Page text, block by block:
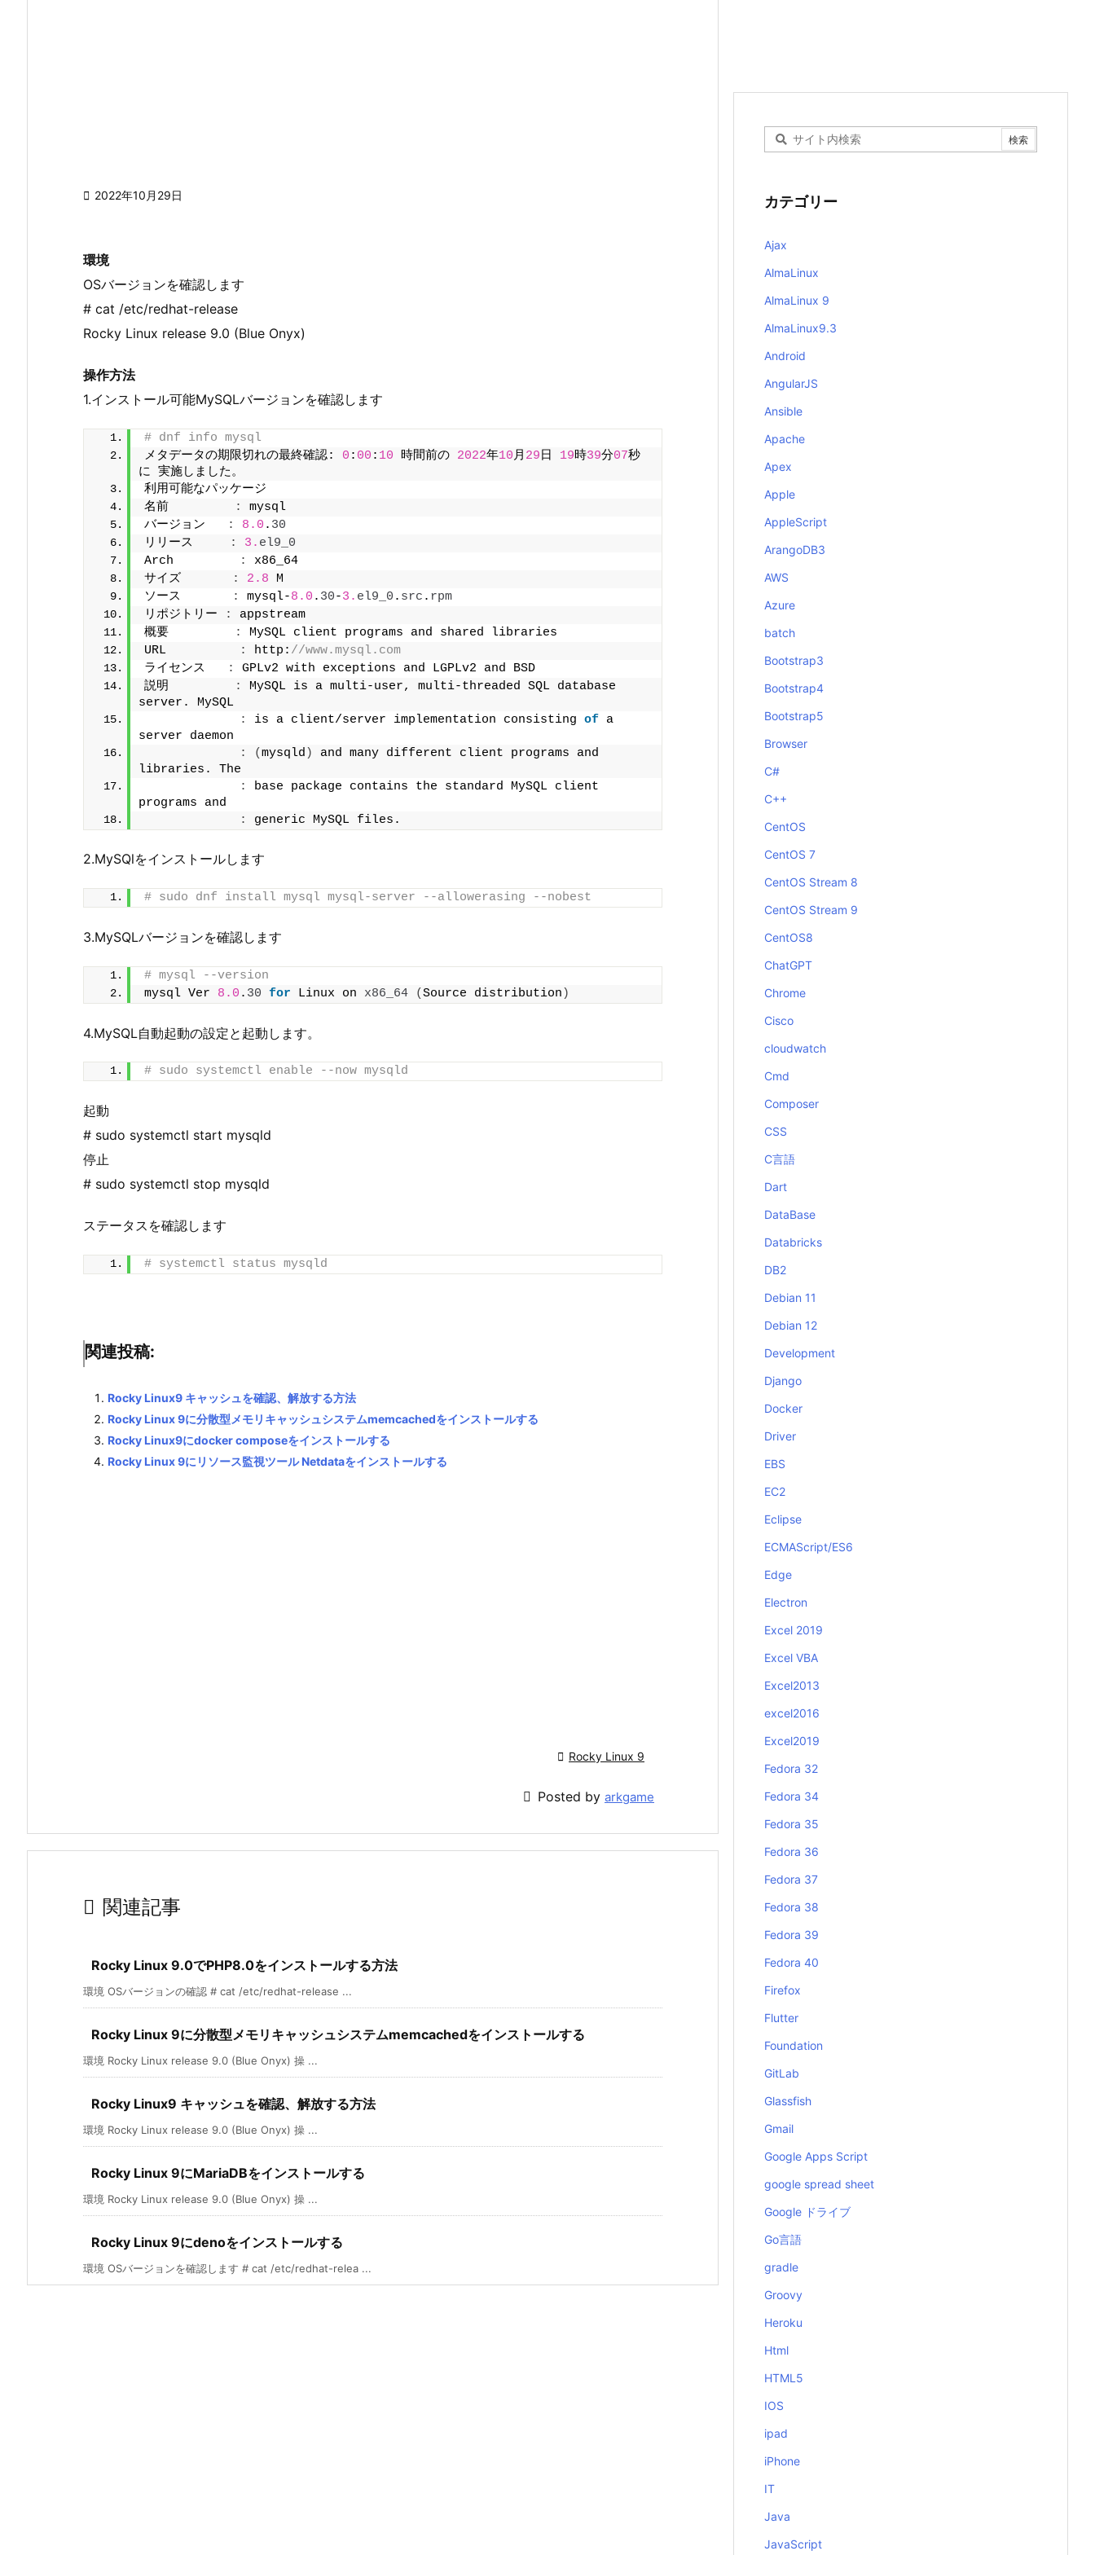
 2022年10月29日
環境
OSバージョンを確認します
# cat /etc/redhat-release
Rocky Linux release 9.0 (Blue Onyx)
操作方法
1.インストール可能MySQLバージョンを確認します
# dnf info mysql
メタデータの期限切れの最終確認: 0 : 00 : 10 時間前の 2022年10月 29 日 19時39分07秒
に 実施しました。
利用可能なパッケージ
名前
:
mysql
バージョン
: 8.0 . 30
リリース
: 3. el9_0
Arch
:
x86_64
サイズ
: 2.8 M
ソース
: mysql-8.0 . 30-3. el9_0 . src . rpm
リポジトリー
:
appstream
概要
:
MySQL client programs and shared libraries
URL
: http: //www.mysql.com
ライセンス
:
GPLv2 with exceptions and LGPLv2 and BSD
説明
:
MySQL is a multi-user, multi-threaded SQL database
server. MySQL
:
is a client/server implementation consisting of a
server daemon
:
(mysqld )
and many different client programs and
libraries. The
:
base package contains the standard MySQL client
programs and
:
generic MySQL files.
2.MySQlをインストールします
# sudo dnf install mysql mysql-server --allowerasing --nobest
3.MySQLバージョンを確認します
# mysql --version
mysql Ver 8.0 . 30 for Linux on x86_64 (Source distribution )
4.MySQL自動起動の設定と起動します。
# sudo systemctl enable --now mysqld
起動
# sudo systemctl start mysqld
停止
# sudo systemctl stop mysqld
ステータスを確認します
# systemctl status mysqld
関連投稿:
Rocky Linux9 キャッシュを確認、解放する方法
Rocky Linux 9に分散型メモリキャッシュシステムmemcachedをインストールする
Rocky Linux9にdocker composeをインストールする
Rocky Linux 9にリソース監視ツール Netdataをインストールする
 Rocky Linux 9
 Posted by arkgame
 関連記事
Rocky Linux 9.0でPHP8.0をインストールする方法
環境 OSバージョンの確認 # cat /etc/redhat-release ...
Rocky Linux 9に分散型メモリキャッシュシステムmemcachedをインストールする
環境 Rocky Linux release 9.0 (Blue Onyx) 操 ...
Rocky Linux9 キャッシュを確認、解放する方法
環境 Rocky Linux release 9.0 (Blue Onyx) 操 ...
Rocky Linux 9にMariaDBをインストールする
環境 Rocky Linux release 9.0 (Blue Onyx) 操 ...
Rocky Linux 9にdenoをインストールする
環境 OSバージョンを確認します # cat /etc/redhat-relea ...
カテゴリー
Ajax
AlmaLinux
AlmaLinux 9
AlmaLinux9.3
Android
AngularJS
Ansible
Apache
Apex
Apple
AppleScript
ArangoDB3
AWS
Azure
batch
Bootstrap3
Bootstrap4
Bootstrap5
Browser
C#
C++
CentOS
CentOS 7
CentOS Stream 8
CentOS Stream 9
CentOS8
ChatGPT
Chrome
Cisco
cloudwatch
Cmd
Composer
CSS
C言語
Dart
DataBase
Databricks
DB2
Debian 11
Debian 12
Development
Django
Docker
Driver
EBS
EC2
Eclipse
ECMAScript/ES6
Edge
Electron
Excel 2019
Excel VBA
Excel2013
excel2016
Excel2019
Fedora 32
Fedora 34
Fedora 35
Fedora 36
Fedora 37
Fedora 38
Fedora 39
Fedora 40
Firefox
Flutter
Foundation
GitLab
Glassfish
Gmail
Google Apps Script
google spread sheet
Google ドライブ
Go言語
gradle
Groovy
Heroku
Html
HTML5
IOS
ipad
iPhone
IT
Java
JavaScript